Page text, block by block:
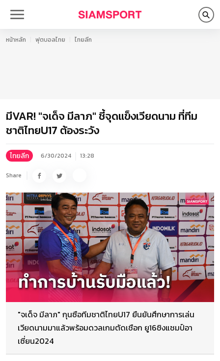
หน้าหลัก ฟุตบอลไทย ไทยลีก
มีVAR! "จเด็จ มีลาภ" ชี้จุดแข็งเวียดนาม ที่ทีม
ชาติไทยU17 ต้องระวัง
ไทยลีก 6/30/2024 13:28
Share
"จเด็จ มีลาภ" กุนซือทีมชาติไทยU17 ยืนยันศึกษาการเล่น
เวียดนามมาแล้วพร้อมดวลเกมตัดเชือก ยู16ชิงแชมป์อา
เซี่ยน2024